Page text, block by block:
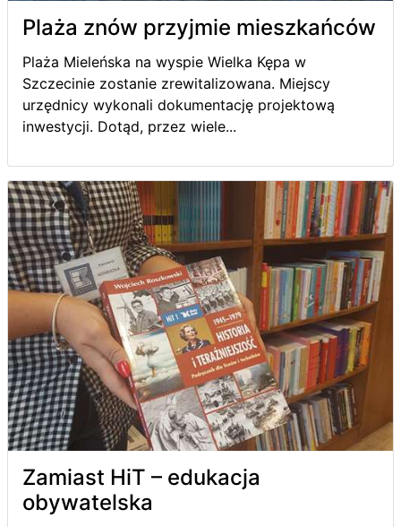
Plaża znów przyjmie mieszkańców
Plaża Mieleńska na wyspie Wielka Kępa w
Szczecinie zostanie zrewitalizowana. Miejscy
urzędnicy wykonali dokumentację projektową
inwestycji. Dotąd, przez wiele...
Zamiast HiT – edukacja
obywatelska